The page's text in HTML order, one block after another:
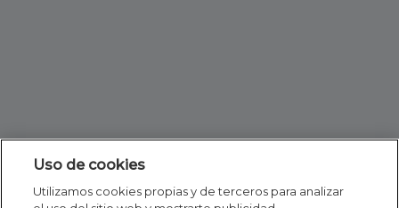
Uso de cookies
Utilizamos cookies propias y de terceros para analizar